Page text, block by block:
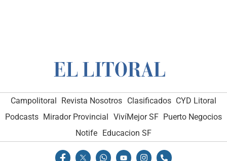
Campolitoral Revista Nosotros Clasificados CYD Litoral
Podcasts Mirador Provincial VivíMejor SF Puerto Negocios
Notife
Educacion SF